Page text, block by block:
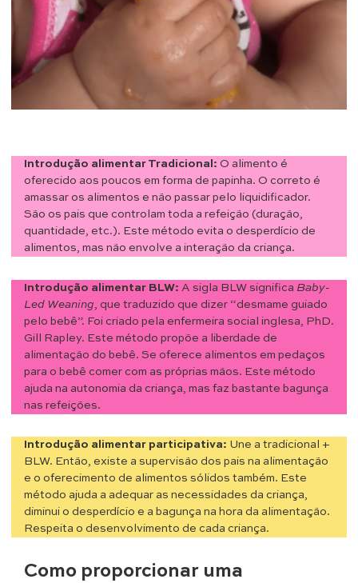
Introdução alimentar Tradicional: O alimento é
oferecido aos poucos em forma de papinha. O correto é
amassar os alimentos e não passar pelo liquidificador.
São os pais que controlam toda a refeição (duração,
quantidade, etc.). Este método evita o desperdício de
alimentos, mas não envolve a interação da criança.
Introdução alimentar BLW: A sigla BLW significa Baby-
Led Weaning , que traduzido que dizer “desmame guiado
pelo bebê”. Foi criado pela enfermeira social inglesa, PhD.
Gill Rapley. Este método propõe a liberdade de
alimentação do bebê. Se oferece alimentos em pedaços
para o bebê comer com as próprias mãos. Este método
ajuda na autonomia da criança, mas faz bastante bagunça
nas refeições.
Introdução alimentar participativa: Une a tradicional +
BLW. Então, existe a supervisão dos pais na alimentação
e o oferecimento de alimentos sólidos também. Este
método ajuda a adequar as necessidades da criança,
diminui o desperdício e a bagunça na hora da alimentação.
Respeita o desenvolvimento de cada criança.
Como proporcionar uma